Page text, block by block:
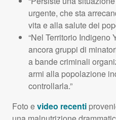
urgente, che sta
vita e alla salute dei
“Nel Territorio Indigeno
ancora gruppi di
a bande criminali
armi alla popolazione
controllarla.”
Foto evideo recenti